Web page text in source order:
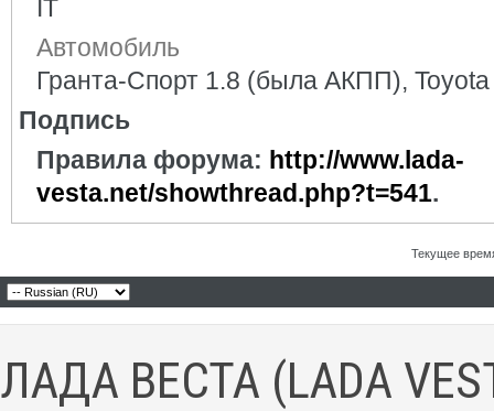
IT
Автомобиль
Гранта-Спорт 1.8 (была АКПП),
Подпись
Правила форума: http://www.lada-
vesta.net/showthread.php?t=541.
Текущее
ЛАДА ВЕСТА (LADA